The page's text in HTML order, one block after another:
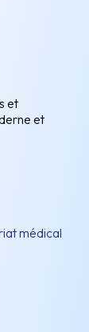
et
et
médical